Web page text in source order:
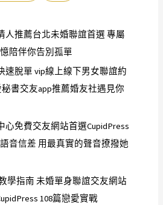
人推薦台北未婚聯誼首選 專屬
陪伴你告別孤單
速脫單 vip線上線下男女聯誼約
書交友app推薦婚友社遇見你
心免費交友網站首選CupidPress
音信差 用最真實的聲音撩撥她
學指南 未婚單身聯誼交友網站
108篇戀愛實戰